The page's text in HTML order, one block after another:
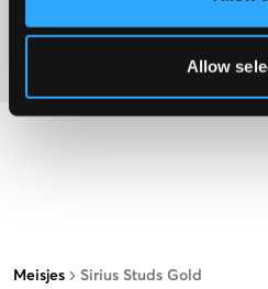
Allow
Meisjes Sirius Studs Gold